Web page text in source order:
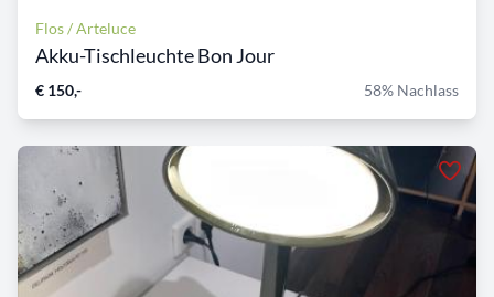
Flos / Arteluce
Akku-Tischleuchte Bon Jour
€ 150,- 58% Nachlass